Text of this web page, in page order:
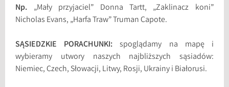
Np. „Mały przyjaciel” Donna Tartt, „Zaklinacz koni”
Nicholas Evans, „Harfa Traw” Truman Capote.
SĄSIEDZKIE PORACHUNKI: spoglądamy na mapę i
wybieramy utwory naszych najbliższych sąsiadów:
Niemiec, Czech, Słowacji, Litwy, Rosji, Ukrainy i Białorusi.